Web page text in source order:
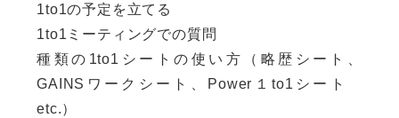
1to1の予定を立てる
1to1ミーティングでの質問
種類の1to1シートの使い方（略歴シート、
GAINSワークシート、Power１to1シート
etc.）